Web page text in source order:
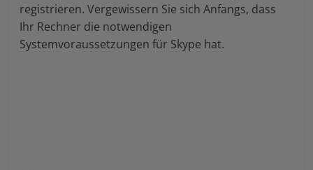
registrieren. Vergewissern Sie sich Anfangs, dass
Ihr Rechner die notwendigen
Systemvoraussetzungen für Skype hat.